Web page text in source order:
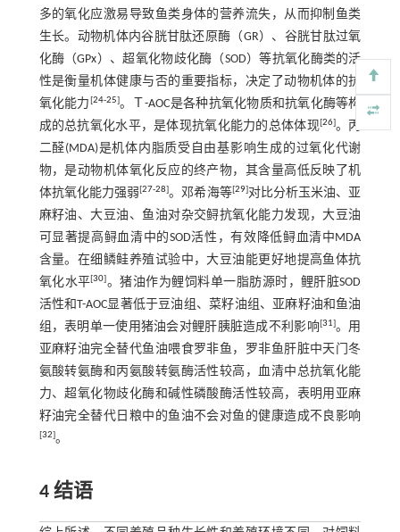
多的氧化应激易导致鱼类身体的营养流失，从而抑制鱼类
生长。动物机体内谷胱甘肽还原酶（GR）、谷胱甘肽过氧
化酶（GPx）、超氧化物歧化酶（SOD）等抗氧化酶类的活
性是衡量机体健康与否的重要指标，决定了动物机体的抗
氧化能力 [24-25]。Ｔ-AOC是各种抗氧化物质和抗氧化酶等构
成的总抗氧化水平，是体现抗氧化能力的总体体现[26]。丙
二醛(MDA)是机体内脂质受自由基影响生成的过氧化代谢
物，是动物机体氧化反应的终产物，其含量高低反映了机
体抗氧化能力强弱[27-28]。邓希海等[29]对比分析玉米油、亚
麻籽油、大豆油、鱼油对杂交鲟抗氧化能力发现，大豆油
可显著提高鲟血清中的SOD活性，有效降低鲟血清中MDA
含量。在细鳞鲑养殖试验中，大豆油能更好地提高鱼体抗
氧化水平[30]。猪油作为鲤饲料单一脂肪源时，鲤肝脏SOD
活性和T-AOC显著低于豆油组、菜籽油组、亚麻籽油和鱼油
组，表明单一使用猪油会对鲤肝胰脏造成不利影响 [31]。用
亚麻籽油完全替代鱼油喂食罗非鱼，罗非鱼肝脏中天门冬
氨酸转氨酶和丙氨酸转氨酶活性较高，血清中总抗氧化能
力、超氧化物歧化酶和碱性磷酸酶活性较高，表明用亚麻
籽油完全替代日粮中的鱼油不会对鱼的健康造成不良影响
[32]。
4 结语